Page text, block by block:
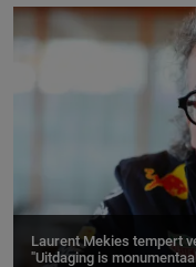
Laurent Mekies tempert
"Uitdaging is